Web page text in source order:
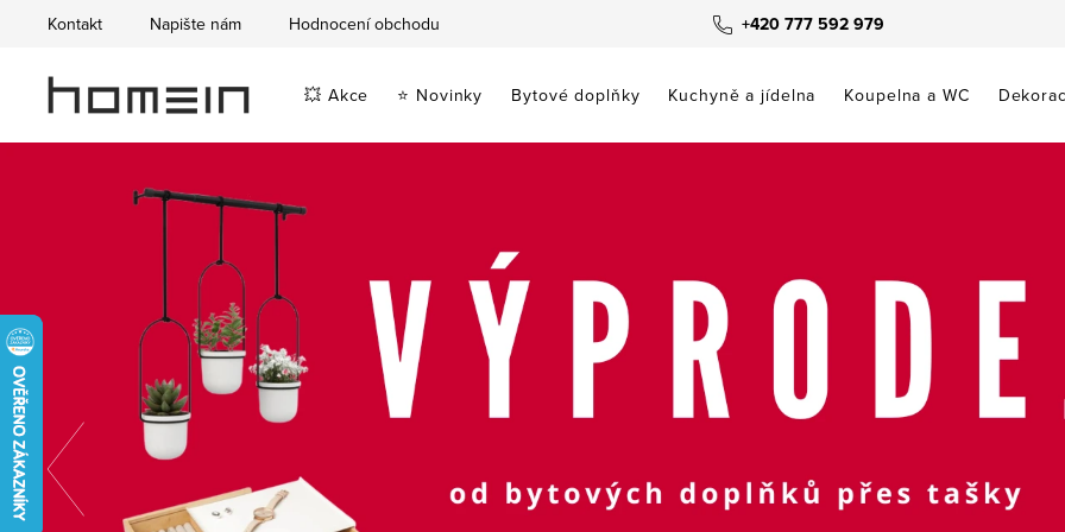
obsah
+420 777 592 979
Kontakt Napište nám Hodnocení obchodu
💥 Akce ⭐ Novinky Bytové doplňky Kuchyně a jídelna Koupelna a WC
Předchozí